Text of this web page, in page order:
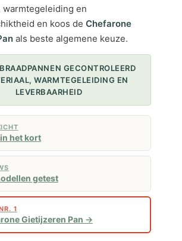
warmtegeleiding en
en koos de Chefarone
als beste algemene keuze.
GECONTROLEERD
WARMTEGELEIDING EN
LEVERBAARHEID
het kort
getest
1
Gietijzeren Pan